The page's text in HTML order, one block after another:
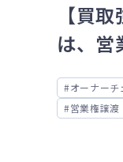
【買
は、営
取の理
オーナーチ
営業権譲渡